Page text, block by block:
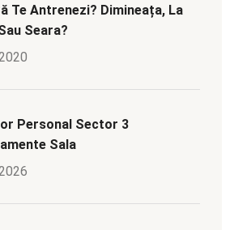
Te Antrenezi? Dimineața, La
Seara?
Personal Sector 3
Sala